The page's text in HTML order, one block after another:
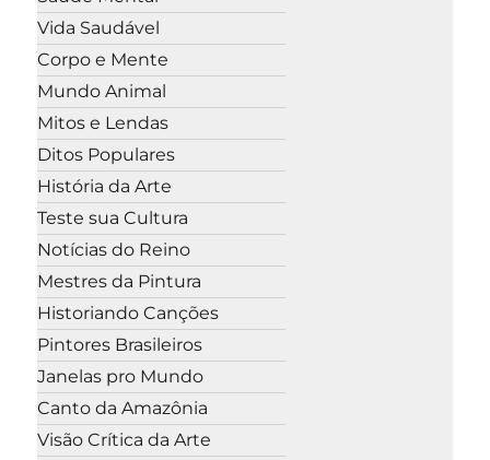
Vida Saudável
Corpo e Mente
Mundo Animal
Mitos e Lendas
Ditos Populares
História da Arte
Teste sua Cultura
Notícias do Reino
Mestres da Pintura
Historiando Canções
Pintores Brasileiros
Janelas pro Mundo
Canto da Amazônia
Visão Crítica da Arte